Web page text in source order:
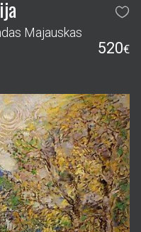
Majauskas
520€